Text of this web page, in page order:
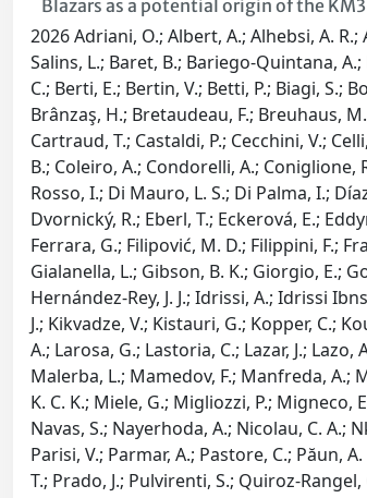
Blazars as a potential origin of the
2026 Adriani, O.; Albert, A.; Alhebsi, A.
Salins, L.; Baret, B.; Bariego-Quintana,
C.; Berti, E.; Bertin, V.; Betti, P.; Biagi, S.;
Brânzaş, H.; Bretaudeau, F.; Breuhaus,
Cartraud, T.; Castaldi, P.; Cecchini, V.;
B.; Coleiro, A.; Condorelli, A.; Coniglione,
Rosso, I.; Di Mauro, L. S.; Di Palma, I.;
Dvornický, R.; Eberl, T.; Eckerová, E.;
Ferrara, G.; Filipović, M. D.; Filippini, F.;
Gialanella, L.; Gibson, B. K.; Giorgio, E.;
Hernández-Rey, J. J.; Idrissi, A.; Idrissi
J.; Kikvadze, V.; Kistauri, G.; Kopper, C.;
A.; Larosa, G.; Lastoria, C.; Lazar, J.;
Malerba, L.; Mamedov, F.; Manfreda,
K. C. K.; Miele, G.; Migliozzi, P.;
Navas, S.; Nayerhoda, A.; Nicolau, C. A.;
Parisi, V.; Parmar, A.; Pastore, C.; Păun,
T.; Prado, J.; Pulvirenti, S.; Quiroz-Rangel,